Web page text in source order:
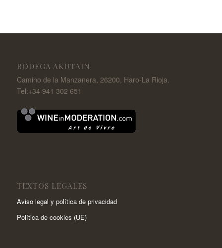
BODEGA AKUTAIN
Camino de la Manzanera, 26200, Haro-La Rioja.
Tel:+34 941 302 651
TEXTOS LEGALES
Aviso legal y política de privacidad
Política de cookies (UE)